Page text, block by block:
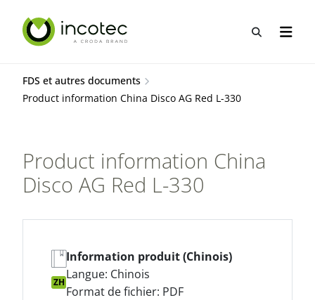
contenu
menu
FDS et autres documents
Product information China Disco AG Red L-330
Product information China
Disco AG Red L-330
ZH
Information produit (Chinois)
Langue: Chinois
Format de fichier: PDF